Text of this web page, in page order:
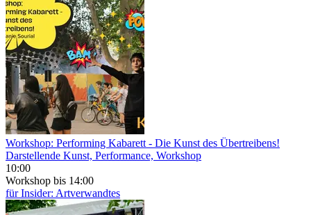
Workshop: Performing Kabarett - Die Kunst des Übertreibens!
Darstellende Kunst, Performance, Workshop
10:00
Workshop bis 14:00
für Insider: Artverwandtes